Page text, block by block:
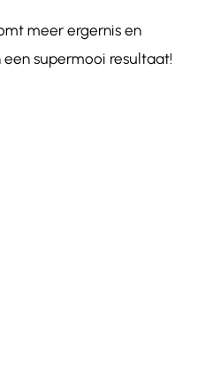
meer ergernis en
supermooi resultaat!